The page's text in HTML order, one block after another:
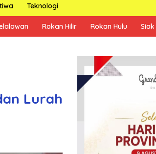
Teknologi
Rokan Hilir Rokan Hulu Siak
Lurah